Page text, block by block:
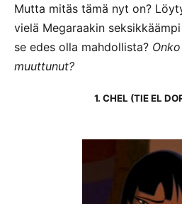
Mutta mitäs tämä nyt on?
vielä Megaraakin
se edes olla mahdollista?
muuttunut?
1. CHEL (TIE EL